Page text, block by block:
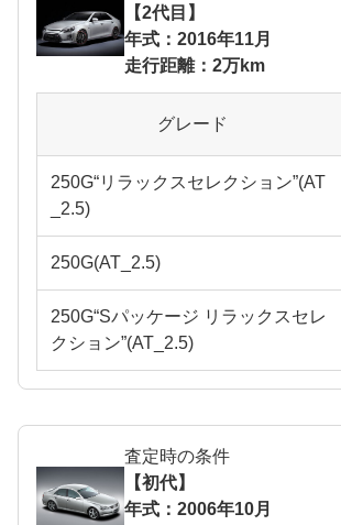
【2代目】
年式：2016年11月
走行距離：2万km
グレード
250G“リラックスセレクション”(AT
_2.5)
250G(AT_2.5)
250G“Sパッケージ リラックスセレ
クション”(AT_2.5)
査定時の条件
【初代】
年式：2006年10月